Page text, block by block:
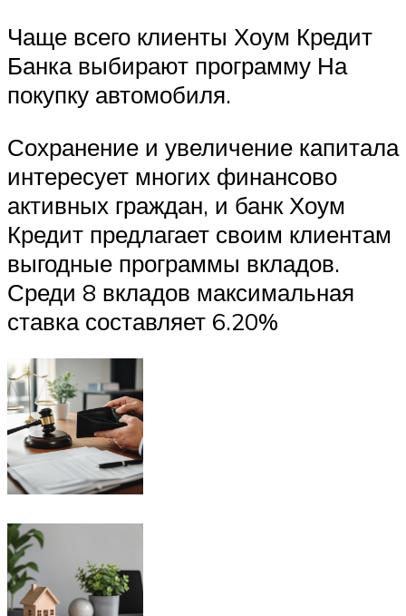
Чаще всего клиенты Хоум Кредит
Банка выбирают программу На
покупку автомобиля.
Сохранение и увеличение капитала
интересует многих финансово
активных граждан, и банк Хоум
Кредит предлагает своим клиентам
выгодные программы вкладов.
Среди 8 вкладов максимальная
ставка составляет 6.20%